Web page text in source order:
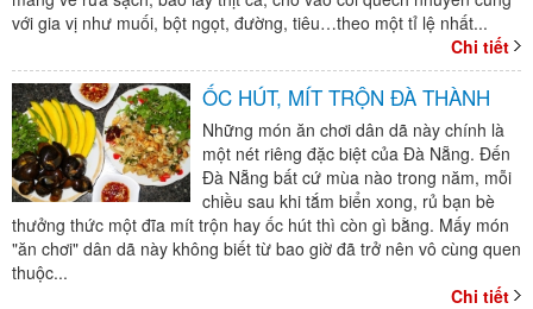
với gia vị như muối, bột ngọt, đường, tiêu…theo một tỉ lệ nhất...
Chi tiết
ỐC HÚT, MÍT TRỘN ĐÀ THÀNH
Những món ăn chơi dân dã này chính là
một nét riêng đặc biệt của Đà Nẵng. Đến
Đà Nẵng bất cứ mùa nào trong năm, mỗi
chiều sau khi tắm biển xong, rủ bạn bè
thưởng thức một đĩa mít trộn hay ốc hút thì còn gì bằng. Mấy món
"ăn chơi" dân dã này không biết từ bao giờ đã trở nên vô cùng quen
thuộc...
Chi tiết